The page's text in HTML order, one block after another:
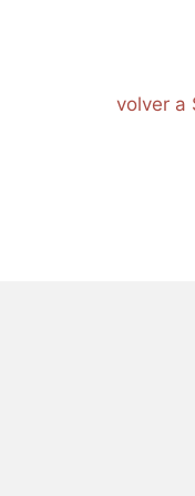
volver a